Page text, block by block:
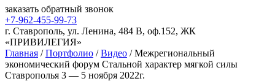
заказать обратный звонок
+7-962-455-99-73
г. Ставрополь, ул. Ленина, 484 В, оф.152, ЖК
«ПРИВИЛЕГИЯ»
Главная / Портфолио / Видео / Межрегиональный
экономический форум Стальной характер мягкой силы
Ставрополья 3 — 5 ноября 2022г.